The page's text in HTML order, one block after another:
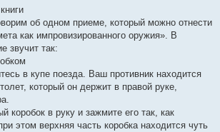
об одном приеме, который можно отнести
как импровизированного оружия». В
звучит так:
в купе поезда. Ваш противник находится
который он держит в правой руке,
коробок в руку и зажмите его так, как
этом верхняя часть коробка находится чуть